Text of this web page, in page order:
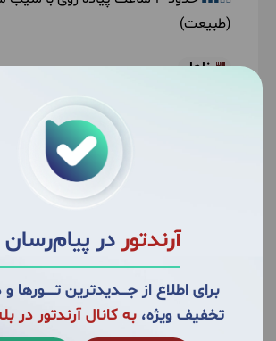
آرندتوردر پیام‌رسان
برای اطلاع از جــــدیدترین
تخفیف ویژه،به کانال آرندتور در
(طبیعت)
ناهار